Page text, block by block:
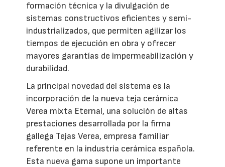
formación técnica y la divulgación de
sistemas constructivos eficientes y semi-
industrializados, que permiten agilizar los
tiempos de ejecución en obra y ofrecer
mayores garantías de impermeabilización y
durabilidad.
La principal novedad del sistema es la
incorporación de la nueva teja cerámica
Verea mixta Eternal, una solución de altas
prestaciones desarrollada por la firma
gallega Tejas Verea, empresa familiar
referente en la industria cerámica española.
Esta nueva gama supone un importante